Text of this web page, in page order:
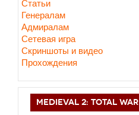
Статьи
Генералам
Адмиралам
Сетевая игра
Скриншоты и видео
Прохождения
MEDIEVAL 2: TOTAL WAR